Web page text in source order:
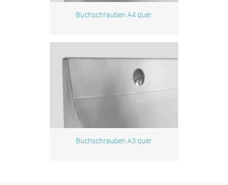
Buchschrauben A4 quer
Buchschrauben A3 quer